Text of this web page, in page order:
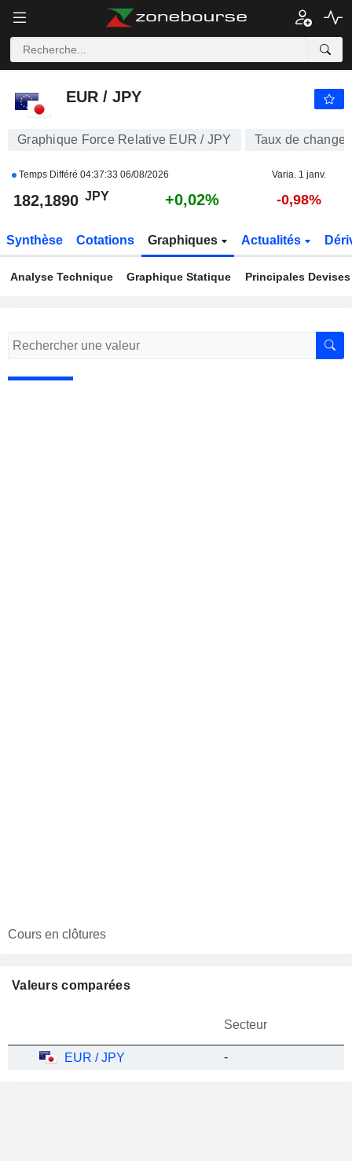
EUR / JPY
EUR / JPY
Graphique Force Relative EUR / JPY Taux de change
Temps Différé 04:37:33 06/08/2026 Varia. 1 janv.
182,1890 JPY +0,02% -0,98%
Synthèse Cotations Graphiques Actualités
Analyse Technique Graphique Statique Principales Devises
Cours en clôtures
Valeurs comparées
Secteur
EUR / JPY -